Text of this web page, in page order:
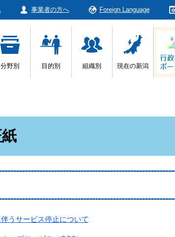
事業者の方へ Foreign Language
分野別 目的別 組織別 現在の新潟
うサービス停止について